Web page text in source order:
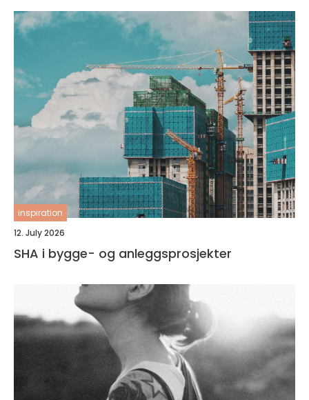
inspiration
12. July 2026
SHA i bygge- og anleggsprosjekter